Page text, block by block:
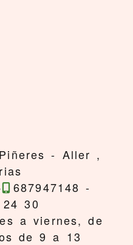
Piñeres - Aller ,
687947148 -
30
a viernes, de
de 9 a 13